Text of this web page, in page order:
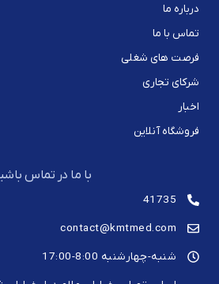
درباره ما
تماس با ما
فرصت های شغلی
شرکای تجاری
اخبار
فروشگاه آنلاین
با ما در تماس
41735
contact@kmtmed.com
شنبه-چهارشنبه 8:00-17:00